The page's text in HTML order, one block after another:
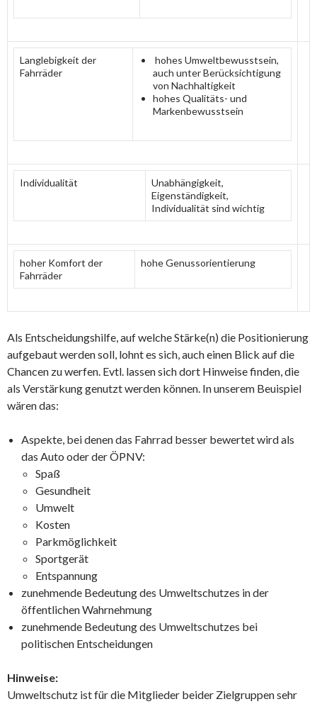
Langlebigkeit der
Fahrräder
hohes Umweltbewusstsein,
auch unter Berücksichtigung
von Nachhaltigkeit
hohes Qualitäts- und
Markenbewusstsein
Individualität
Unabhängigkeit,
Eigenständigkeit,
Individualität sind wichtig
hoher Komfort der
Fahrräder
hohe Genussorientierung
Als Entscheidungshilfe, auf welche Stärke(n) die Positionierung
aufgebaut werden soll, lohnt es sich, auch einen Blick auf die
Chancen zu werfen. Evtl. lassen sich dort Hinweise finden, die
als Verstärkung genutzt werden können. In unserem Beuispiel
wären das:
Aspekte, bei denen das Fahrrad besser bewertet wird als
das Auto oder der ÖPNV:
Spaß
Gesundheit
Umwelt
Kosten
Parkmöglichkeit
Sportgerät
Entspannung
zunehmende Bedeutung des Umweltschutzes in der
öffentlichen Wahrnehmung
zunehmende Bedeutung des Umweltschutzes bei
politischen Entscheidungen
Hinweise:
Umweltschutz ist für die Mitglieder beider Zielgruppen sehr